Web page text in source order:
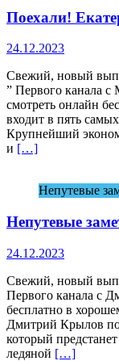
Поехали!
24.12.2023
Свежий, новый
” Первого канала
смотреть онлайн
входит в пять
Крупнейший
и […]
Непутевые
Непутевые
24.12.2023
Свежий, новый
Первого канала с
бесплатно в
Дмитрий Крылов
который
ледяной […]